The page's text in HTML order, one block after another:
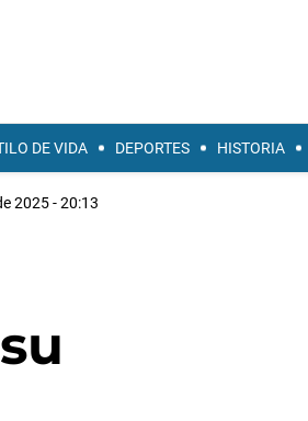
DE VIDA DEPORTES HISTORIA
2025 - 20:13